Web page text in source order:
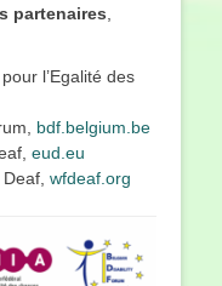
partenaires,
l’Egalité des
bdf.belgium.be
eud.eu
wfdeaf.org